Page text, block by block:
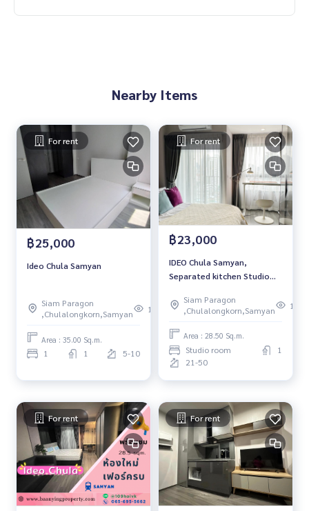
Nearby Items
For rent
฿25,000
Ideo Chula Samyan
Siam Paragon
,Chulalongkorn,Samyan
102
Area : 35.00 Sq.m.
1 1 5-10
For rent
฿23,000
IDEO Chula Samyan,
Separated kitchen Studio
[Chulalongkorn uni.📍]
Siam Paragon
,Chulalongkorn,Samyan
119
Area : 28.50 Sq.m.
Studio room
1
21-50
For rent For rent